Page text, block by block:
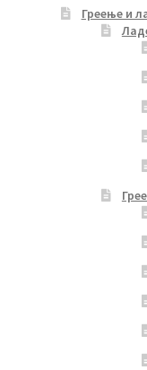
Греење и